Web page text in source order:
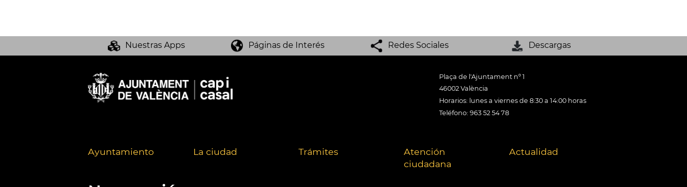
Nuestras Apps Páginas de Interés Redes Sociales Descargas
Plaça de l'Ajuntament nº 1
46002 València
Horarios: lunes a viernes de 8:30 a 14:00 horas
Teléfono: 963 52 54 78
Ayuntamiento La ciudad Trámites
Atención
ciudadana
Actualidad